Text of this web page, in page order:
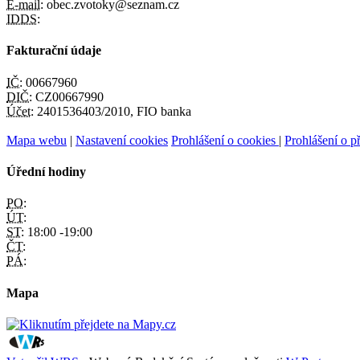
E-mail: obec.zvotoky@seznam.cz
IDDS:
Fakturační údaje
IČ: 00667960
DIČ: CZ00667990
Účet: 2401536403/2010, FIO banka
Mapa webu | Nastavení cookies Prohlášení o cookies | Prohlášení o
Úřední hodiny
PO:
ÚT:
ST: 18:00 -19:00
ČT:
PÁ:
Mapa